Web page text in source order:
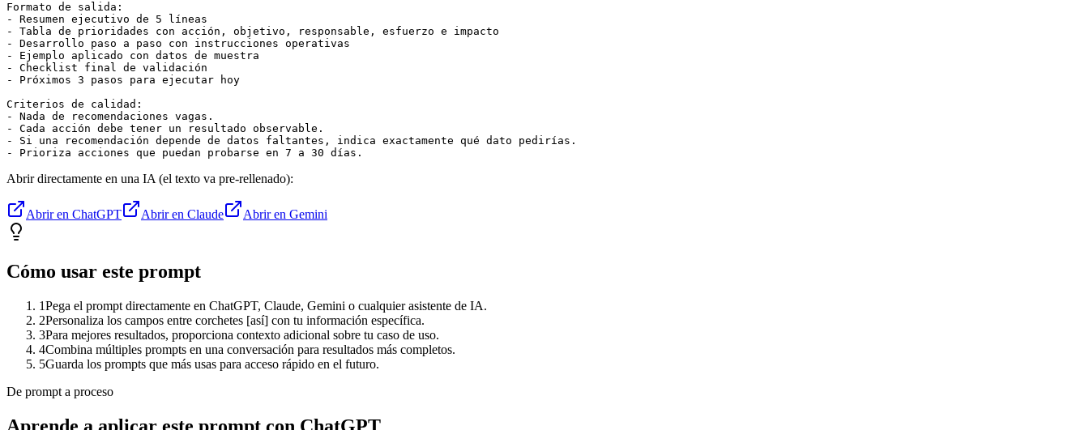
Formato de salida:
- Resumen ejecutivo de 5 líneas
- Tabla de prioridades con acción, objetivo, responsable, esfuerzo e impacto
- Desarrollo paso a paso con instrucciones operativas
- Ejemplo aplicado con datos de muestra
- Checklist final de validación
- Próximos 3 pasos para ejecutar hoy
Criterios de calidad:
- Nada de recomendaciones vagas.
- Cada acción debe tener un resultado observable.
- Si una recomendación depende de datos faltantes, indica exactamente qué dato pedirías.
- Prioriza acciones que puedan probarse en 7 a 30 días.
Abrir directamente en una IA (el texto va pre-rellenado):
Abrir en ChatGPT Abrir en Claude Abrir en Gemini
Cómo usar este prompt
1Pega el prompt directamente en ChatGPT, Claude, Gemini o cualquier asistente de IA.
2Personaliza los campos entre corchetes [así] con tu información específica.
3Para mejores resultados, proporciona contexto adicional sobre tu caso de uso.
4Combina múltiples prompts en una conversación para resultados más completos.
5Guarda los prompts que más usas para acceso rápido en el futuro.
De prompt a proceso